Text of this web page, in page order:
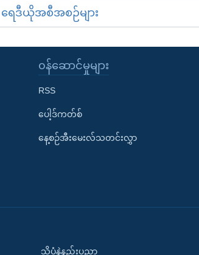
ရေဒီယိုအစီအစဉ်များ
၀န်ဆောင်မှုများ
RSS
ပေါ့ဒ်ကတ်စ်
နေ့စဉ်အီးမေးလ်သတင်းလွှာ
သိပ္ပံနဲ့နည်းပညာ